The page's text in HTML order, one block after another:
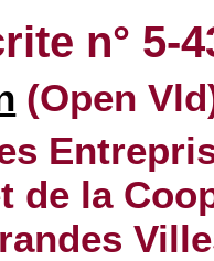
n° 5-
(Open
de la